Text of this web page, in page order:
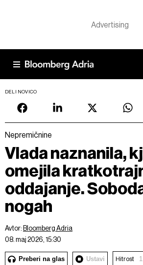
DELI NOVICO
Nepremičnine
Vlada naznanila,
omejila
oddajanje.
nogah
Avtor: Bloomberg Adria
08. maj 2026, 15:30
Preberi na glas Ustavi Hitrost